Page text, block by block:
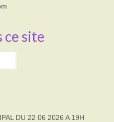
ce site
DU 22 06 2026 A 19H